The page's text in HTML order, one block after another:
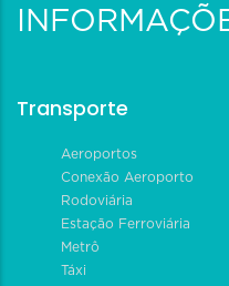
Transporte
Aeroportos
Conexão Aeroporto
Rodoviária
Estação Ferroviária
Metrô
Táxi